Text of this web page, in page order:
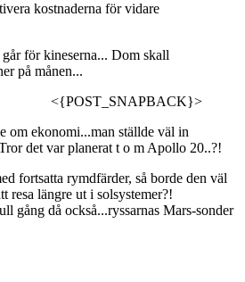
kostnaderna för vidare
för kineserna... Dom skall
på månen...
<{POST_SNAPBACK}>
om ekonomi...man ställde väl in
det var planerat t o m Apollo 20..?!
fortsatta rymdfärder, så borde den väl
resa längre ut i solsystemer?!
gång då också...ryssarnas Mars-sonder